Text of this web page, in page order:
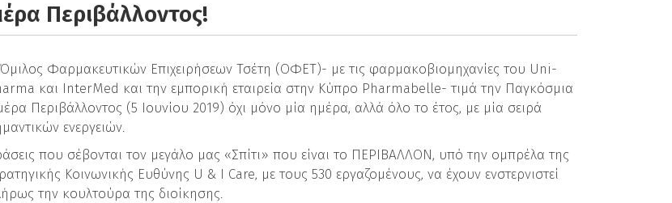
Περιβάλλοντος!
Φαρμακευτικών Επιχειρήσεων Τσέτη (ΟΦΕΤ)- με τις φαρμακοβιομηχανίες του Uni-
και InterMed και την εμπορική εταιρεία στην Κύπρο Pharmabelle- τιμά την Παγκόσμια
Περιβάλλοντος (5 Ιουνίου 2019) όχι μόνο μία ημέρα, αλλά όλο το έτος, με μία σειρά
ενεργειών.
που σέβονται τον μεγάλο μας «Σπίτι» που είναι το ΠΕΡΙΒΑΛΛΟΝ, υπό την ομπρέλα της
Κοινωνικής Ευθύνης U & I Care, με τους 530 εργαζομένους, να έχουν ενστερνιστεί
την κουλτούρα της διοίκησης.